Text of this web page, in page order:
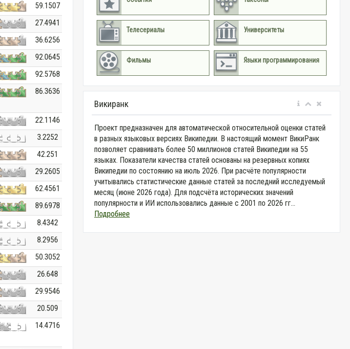
59.1507
27.4941
36.6256
92.0645
92.5768
86.3636
22.1146
3.2252
42.251
29.2605
62.4561
89.6978
8.4342
8.2956
50.3052
26.648
29.9546
20.509
14.4716
Телесериалы Университеты
Фильмы Языки программирования
Викиранк
Проект предназначен для автоматической относительной оценки статей
в разных языковых версиях Википедии. В настоящий момент ВикиРанк
позволяет сравнивать более 50 миллионов статей Википедии на 55
языках. Показатели качества статей основаны на резервных копиях
Википедии по состоянию на июль 2026. При расчёте популярности
учитывались статистические данные статей за последний исследуемый
месяц (июне 2026 года). Для подсчёта исторических значений
популярности и ИИ использовались данные с 2001 по 2026 гг...
Подробнее